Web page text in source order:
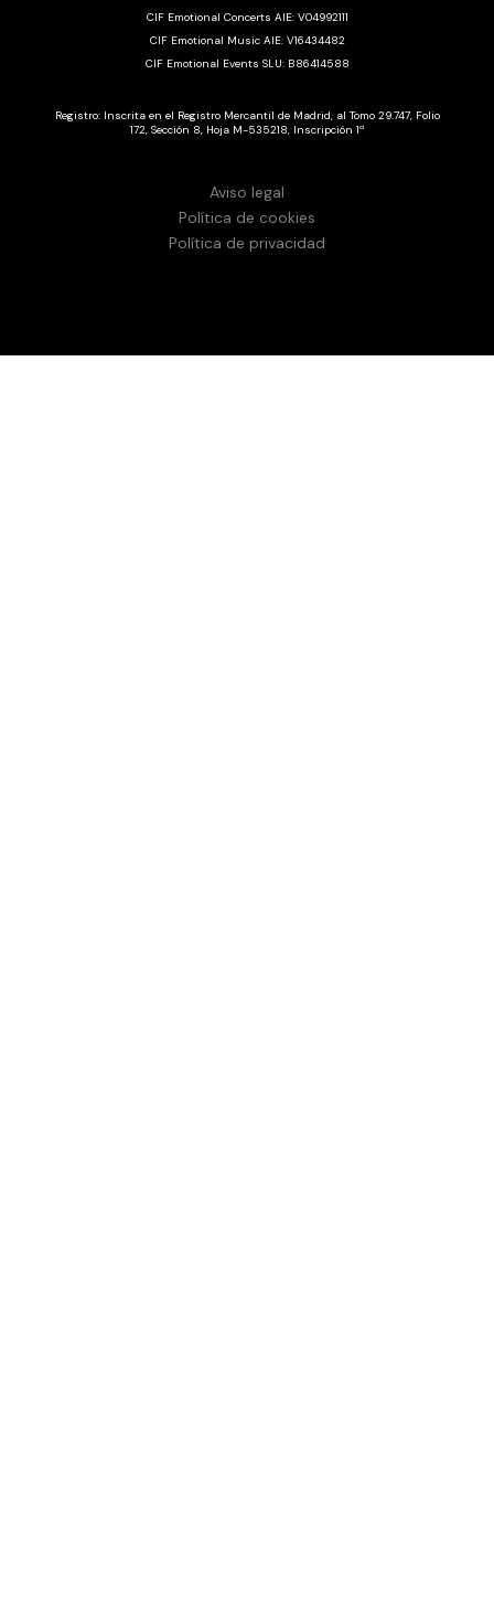
CIF Emotional Concerts AIE: V04992111
CIF Emotional Music AIE: V16434482
CIF Emotional Events SLU: B86414588
Registro: Inscrita en el Registro Mercantil de Madrid, al Tomo 29.747, Folio
172, Sección 8, Hoja M-535218, Inscripción 1ª
Aviso legal
Política de cookies
Política de privacidad